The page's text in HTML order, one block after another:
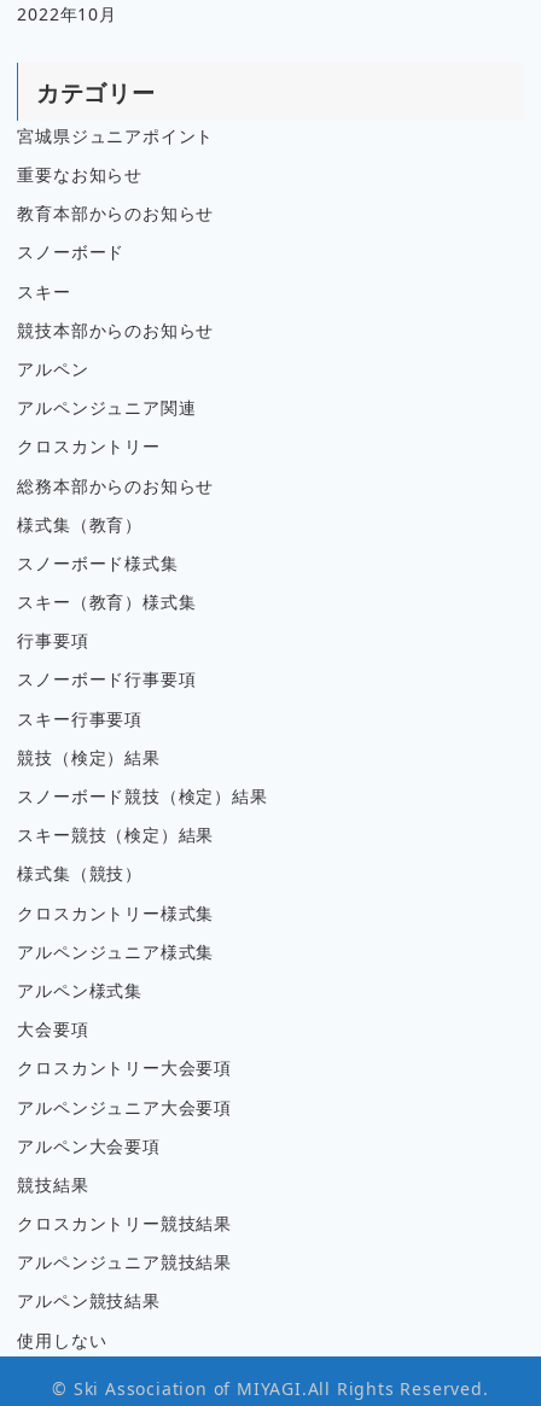
2022年10月
カテゴリー
宮城県ジュニアポイント
重要なお知らせ
教育本部からのお知らせ
スノーボード
スキー
競技本部からのお知らせ
アルペン
アルペンジュニア関連
クロスカントリー
総務本部からのお知らせ
様式集（教育）
スノーボード様式集
スキー（教育）様式集
行事要項
スノーボード行事要項
スキー行事要項
競技（検定）結果
スノーボード競技（検定）結果
スキー競技（検定）結果
様式集（競技）
クロスカントリー様式集
アルペンジュニア様式集
アルペン様式集
大会要項
クロスカントリー大会要項
アルペンジュニア大会要項
アルペン大会要項
競技結果
クロスカントリー競技結果
アルペンジュニア競技結果
アルペン競技結果
使用しない
© Ski Association of MIYAGI.All Rights Reserved.